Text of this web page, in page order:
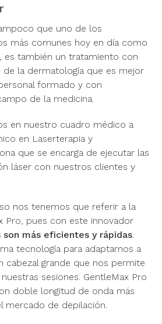
que uno de los
más comunes hoy en día como
es también un tratamiento con
de la dermatología que es mejor
formado y con
de la medicina.
en nuestro cuadro médico a
en Laserterapia y
que se encarga de ejecutar las
láser con nuestros clientes y
nos tenemos que referir a la
Pro, pues con este innovador
son más eficientes y rápidas.
tecnología para adaptarnos a
grande que nos permite
sesiones. GentleMax Pro
doble longitud de onda más
mercado de depilación.